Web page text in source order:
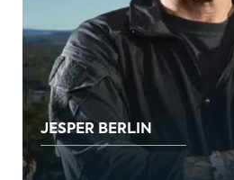
JESPER BERLIN